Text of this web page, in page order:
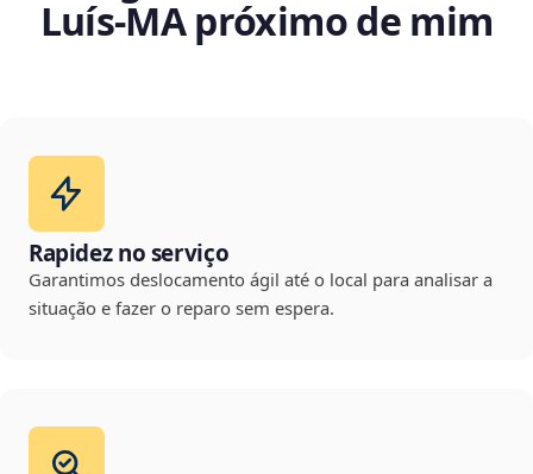
Luís‑MA próximo de mim
Rapidez no serviço
Garantimos deslocamento ágil até o local para analisar a
situação e fazer o reparo sem espera.